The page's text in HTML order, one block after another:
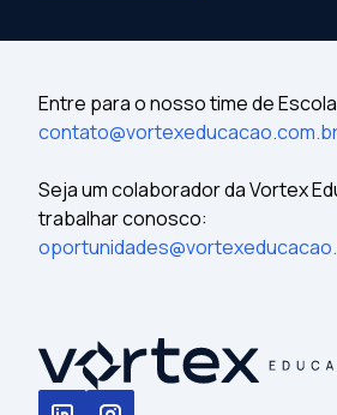
Entre para o nosso time de
Seja um colaborador da Vortex
trabalhar conosco: